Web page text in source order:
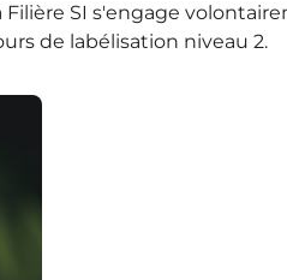
Filière SI s'engage
de labélisation niveau 2.